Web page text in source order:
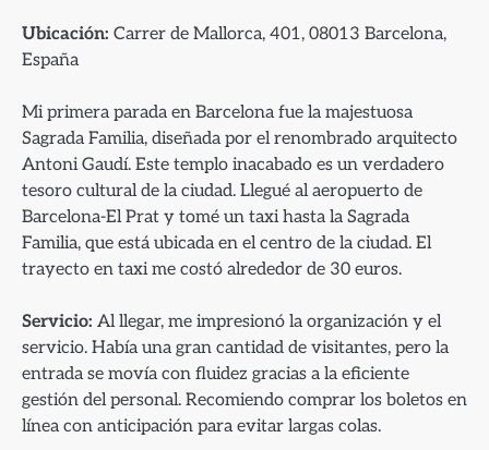
Ubicación: Carrer de Mallorca, 401, 08013 Barcelona,
España
Mi primera parada en Barcelona fue la majestuosa
Sagrada Familia, diseñada por el renombrado arquitecto
Antoni Gaudí. Este templo inacabado es un verdadero
tesoro cultural de la ciudad. Llegué al aeropuerto de
Barcelona-El Prat y tomé un taxi hasta la Sagrada
Familia, que está ubicada en el centro de la ciudad. El
trayecto en taxi me costó alrededor de 30 euros.
Servicio: Al llegar, me impresionó la organización y el
servicio. Había una gran cantidad de visitantes, pero la
entrada se movía con fluidez gracias a la eficiente
gestión del personal. Recomiendo comprar los boletos en
línea con anticipación para evitar largas colas.